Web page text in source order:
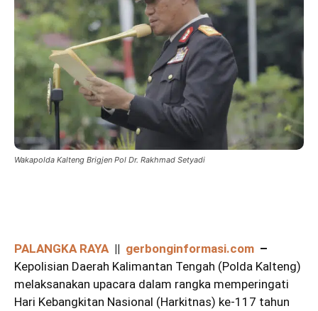
Wakapolda Kalteng Brigjen Pol Dr. Rakhmad Setyadi
PALANGKA RAYA || gerbonginformasi.com –
Kepolisian Daerah Kalimantan Tengah (Polda Kalteng)
melaksanakan upacara dalam rangka memperingati
Hari Kebangkitan Nasional (Harkitnas) ke-117 tahun